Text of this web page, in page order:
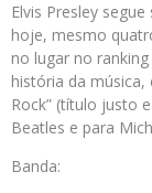
Elvis Presley
hoje, mesmo
no lugar no
história da música,
Rock” (título justo
Beatles e para
Banda: